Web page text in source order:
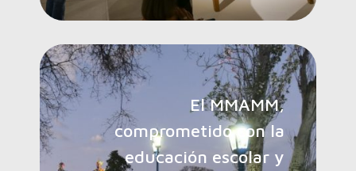
El MMAMM,
comprometido con la
educación escolar y